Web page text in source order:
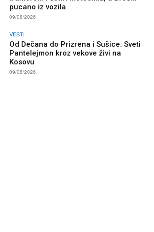
pucano iz vozila
09/08/2026
VESTI
Od Dečana do Prizrena i Sušice: Sveti
Pantelejmon kroz vekove živi na
Kosovu
09/08/2026